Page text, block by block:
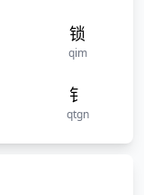
锁
qim
钅
qtgn